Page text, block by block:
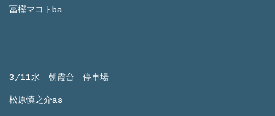
冨樫マコトba
3/11水 朝霞台 停車場
松原慎之介as